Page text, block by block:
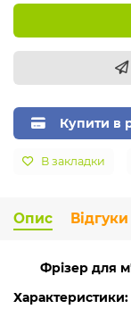
Купити в
В закладки
Опис Відгуки
Фрізер для
Характеристики: